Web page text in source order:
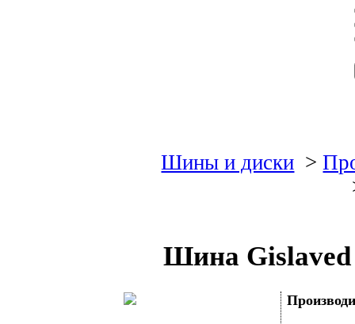
Шины и диски >
Шина Gislaved